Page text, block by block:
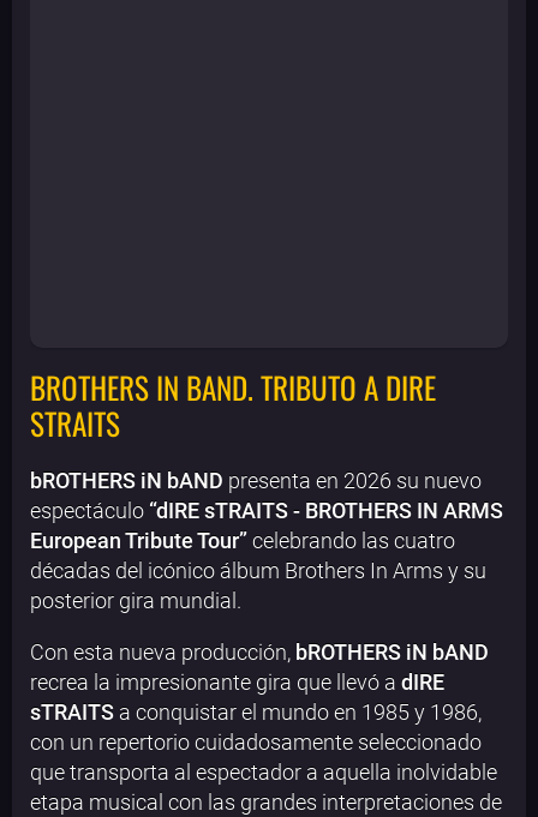
BROTHERS IN BAND. TRIBUTO A DIRE
STRAITS
bROTHERS iN bAND presenta en 2026 su nuevo
espectáculo “dIRE sTRAITS - BROTHERS IN ARMS
European Tribute Tour”celebrando las cuatro
décadas del icónico álbum Brothers In Arms y su
posterior gira mundial.
Con esta nueva producción, bROTHERS iN bAND
recrea la impresionante gira que llevó a dIRE
sTRAITS a conquistar el mundo en 1985 y 1986,
con un repertorio cuidadosamente seleccionado
que transporta al espectador a aquella inolvidable
etapa musical con las grandes interpretaciones de